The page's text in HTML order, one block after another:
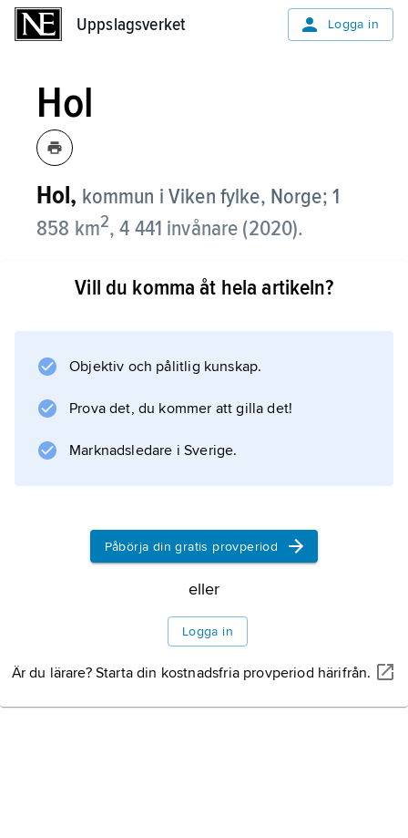
Uppslagsverket Logga in
Hol
Hol, kommun i Viken fylke, Norge; 1
858 km2, 4 441 invånare (2020).
utpräglad fjällbygd med mer än 90 procent av
metallvaruindustri är viktiga näringar, liksom
Norges viktigaste turistorter. Administrativt
centrum är Hol.
Information om artikeln
Vill du komma åt hela artikeln?
Objektiv och pålitlig kunskap.
Prova det, du kommer att gilla det!
Marknadsledare i Sverige.
Påbörja din gratis provperiod
eller
Logga in
Är du lärare? Starta din kostnadsfria provperiod härifrån.